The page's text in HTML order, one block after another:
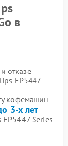
в
отказе
EP5447
кофемашин
3-х лет
Series